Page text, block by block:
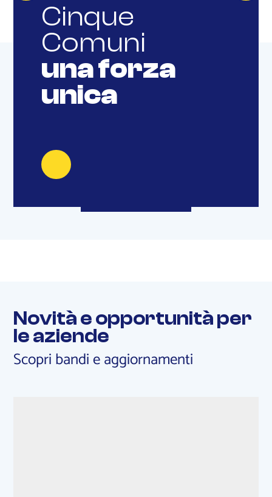
Cinque
Comuni
una forza
unica
Prossimi eventi
del distretto
Nessun contenuto disponibile.
Novità e opportunità per
le aziende
Scopri bandi e aggiornamenti